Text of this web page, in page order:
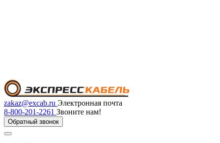
zakaz@excab.ru Электронная почта
8-800-201-2261 Звоните нам!
Обратный звонок